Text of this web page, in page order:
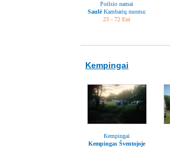
Poilsio namai
Saulė Kambarių nuoma:
23 - 72 Eur
Kempingai
Kempingai
Kempingas Šventojoje